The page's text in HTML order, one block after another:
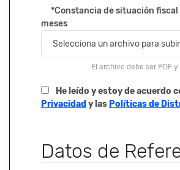
*Constancia de situación fiscal
meses
Selecciona un archivo para
El archivo debe ser PDF
He leído y estoy de acuerdo
Privacidad y las Políticas de
Datos de